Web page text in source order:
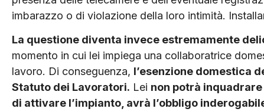
imbarazzo o di violazione della loro intimità.
La questione diventa invece estremamente
momento in cui lei impiega una collaboratrice
lavoro. Di conseguenza, l’esenzione domestica
Statuto dei Lavoratori. Lei non po­trà
di attivare l’impianto, avrà l’obbligo